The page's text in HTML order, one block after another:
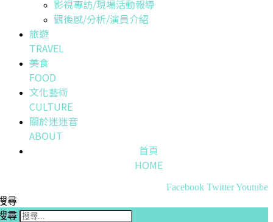
影視專訪/現場活動報導
觀後感/分析/演員介紹
旅遊
TRAVEL
美食
FOOD
文化藝術
CULTURE
關於迷迷音
ABOUT
首頁
HOME
Facebook TwitterYoutube
尋
尋